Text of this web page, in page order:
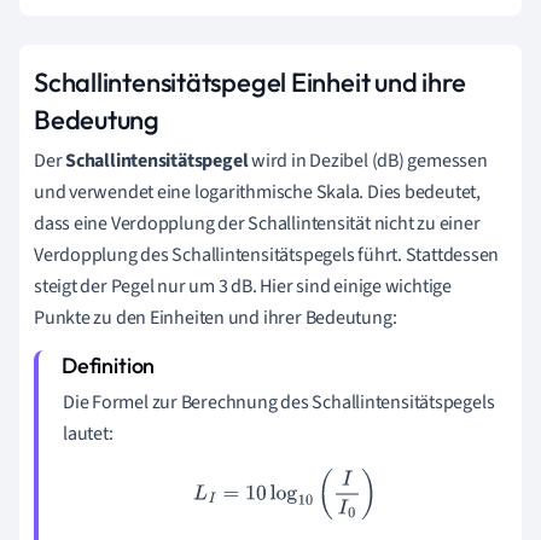
Schallintensitätspegel Einheit und ihre
Bedeutung
DerSchallintensitätspegelwird in Dezibel (dB) gemessen
und verwendet eine logarithmische Skala. Dies bedeutet,
dass eine Verdopplung der Schallintensität nicht zu einer
Verdopplung des Schallintensitätspegels führt. Stattdessen
steigt der Pegel nur um 3 dB. Hier sind einige wichtige
Punkte zu den Einheiten und ihrer Bedeutung:
Die Formel zur Berechnung des Schallintensitätspegels
lautet:
LI =10log10 II )